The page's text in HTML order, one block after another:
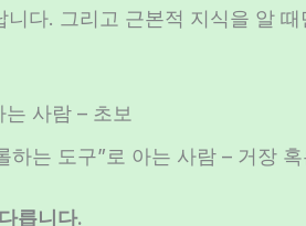
니다. 그리고 근본적 지식을 알
는 사람 – 초보
하는 도구”로 아는 사람 – 거장
릅니다.